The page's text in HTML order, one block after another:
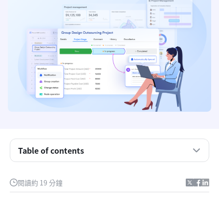
閱讀約 19 分鐘
Table of contents
重點摘要：最佳合約管理軟體
前五大管理合約軟體工具的快照
什麼是合約管理軟體？